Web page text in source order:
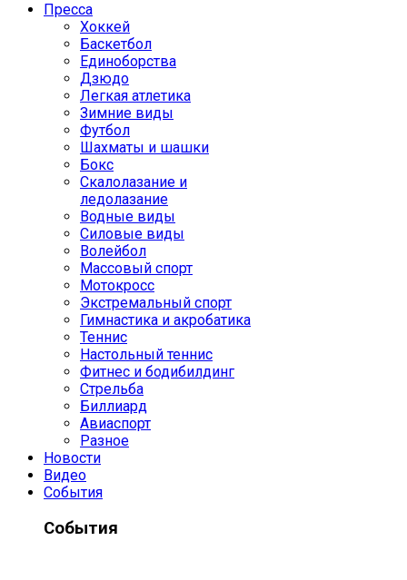
Пресса
Хоккей
Баскетбол
Единоборства
Дзюдо
Легкая атлетика
Зимние виды
Футбол
Шахматы и шашки
Бокс
Скалолазание и
ледолазание
Водные виды
Силовые виды
Волейбол
Массовый спорт
Мотокросс
Экстремальный спорт
Гимнастика и акробатика
Теннис
Настольный теннис
Фитнес и бодибилдинг
Стрельба
Биллиард
Авиаспорт
Разное
Новости
Видео
События
События